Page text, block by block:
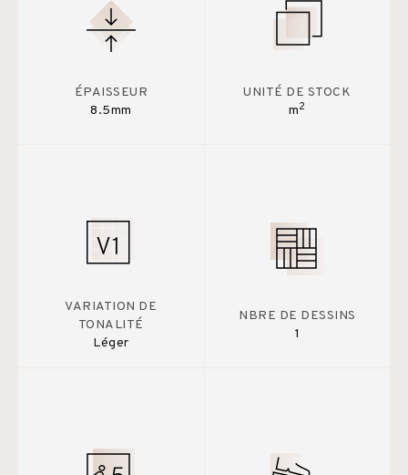
ÉPAISSEUR
8.5mm
UNITÉ DE STOCK
m2
VARIATION DE
TONALITÉ
Léger
NBRE DE DESSINS
1